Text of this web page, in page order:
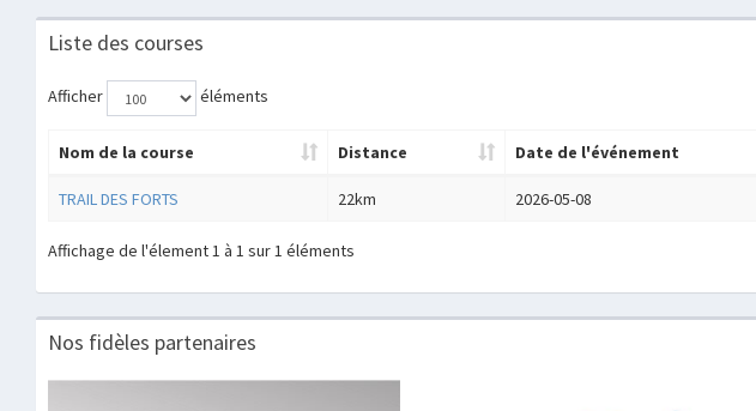
Liste des courses
Afficher éléments
Nom de la course Distance Date de l'événement
TRAIL DES FORTS 22km 2026-05-08
Affichage de l'élement 1 à 1 sur 1 éléments
Nos fidèles partenaires